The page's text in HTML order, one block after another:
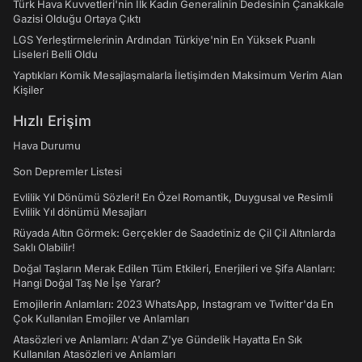
Türk Hava Kuvvetleri'nin İlk Kadın Generalinin Dedesinin Çanakkale
Gazisi Olduğu Ortaya Çıktı
LGS Yerleştirmelerinin Ardından Türkiye'nin En Yüksek Puanlı
Liseleri Belli Oldu
Yaptıkları Komik Mesajlaşmalarla İletişimden Maksimum Verim Alan
Kişiler
Hızlı Erişim
Hava Durumu
Son Depremler Listesi
Evlilik Yıl Dönümü Sözleri! En Özel Romantik, Duygusal ve Resimli
Evlilik Yıl dönümü Mesajları
Rüyada Altın Görmek: Gerçekler de Saadetiniz de Çil Çil Altınlarda
Saklı Olabilir!
Doğal Taşların Merak Edilen Tüm Etkileri, Enerjileri ve Şifa Alanları:
Hangi Doğal Taş Ne İşe Yarar?
Emojilerin Anlamları: 2023 WhatsApp, Instagram ve Twitter'da En
Çok Kullanılan Emojiler ve Anlamları
Atasözleri ve Anlamları: A'dan Z'ye Gündelik Hayatta En Sık
Kullanılan Atasözleri ve Anlamları